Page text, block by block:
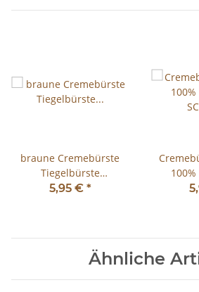
braune Cremebürste
Tiegelbürste
Auftragbürste hell zum
5,95 € *
Cremebürste
Ähnliche